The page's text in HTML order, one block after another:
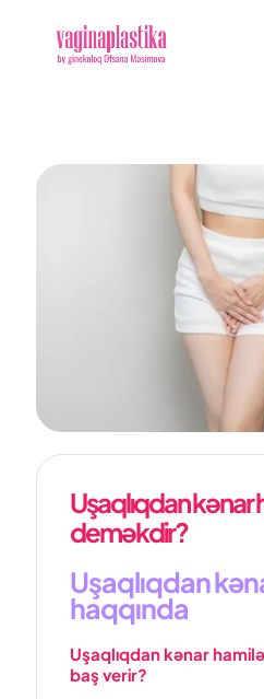
Uşaqlıqdan kənar
deməkdir?
Uşaqlıqdan
haqqında
Uşaqlıqdan kənar
baş verir?